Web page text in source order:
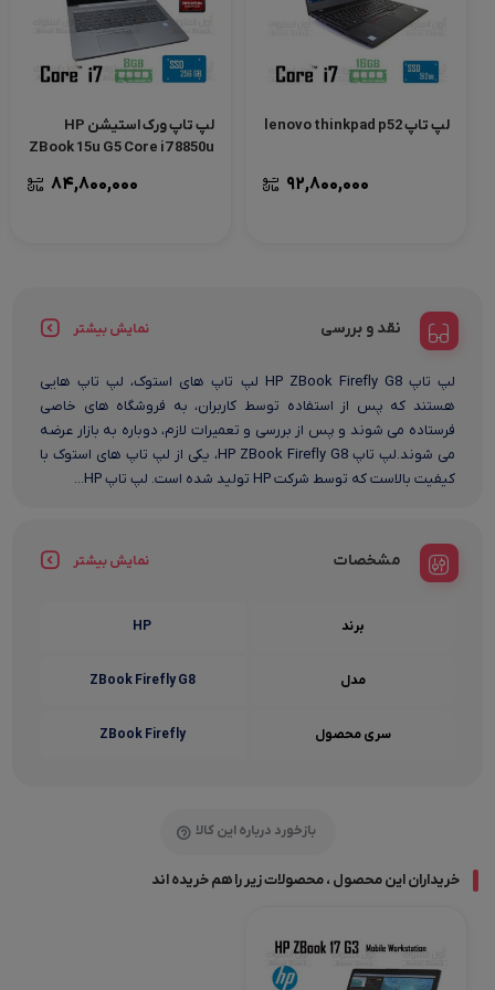
لپ تاپ lenovo thinkpad p52
92,800,000
لپ تاپ ورک استیشن HP
ZBook 15u G5 Core i7 8850u
84,800,000
نقد و بررسی نمایش بیشتر
لپ تاپ HP ZBook Firefly G8 لپ تاپ های استوک، لپ تاپ هایی
هستند که پس از استفاده توسط کاربران، به فروشگاه های خاصی
فرستاده می شوند و پس از بررسی و تعمیرات لازم، دوباره به بازار عرضه
می شوند.لپ تاپ HP ZBook Firefly G8، یکی از لپ تاپ های استوک با
کیفیت بالاست که توسط شرکت HP تولید شده است. لپ تاپ HP...
مشخصات نمایش بیشتر
برند HP
مدل ZBook Firefly G8
سری محصول ZBook Firefly
بازخورد درباره این کالا
خریداران این محصول ، محصولات زیر را هم خریده اند